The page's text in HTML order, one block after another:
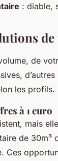
: diable,
de
les profils.
à 1 euro
mais
de 30m³
Ces